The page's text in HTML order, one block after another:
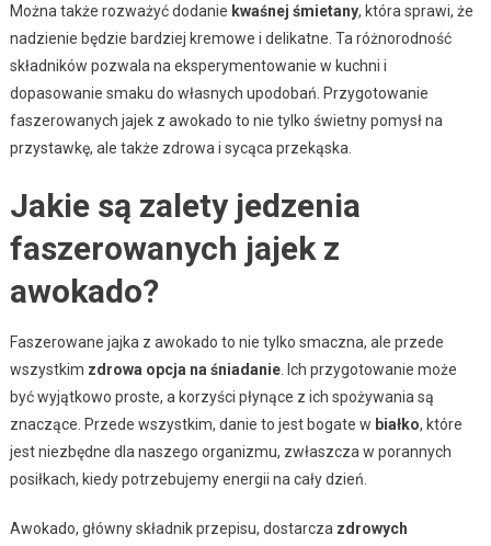
Można także rozważyć dodanie kwaśnej śmietany, która sprawi, że
nadzienie będzie bardziej kremowe i delikatne. Ta różnorodność
składników pozwala na eksperymentowanie w kuchni i
dopasowanie smaku do własnych upodobań. Przygotowanie
faszerowanych jajek z awokado to nie tylko świetny pomysł na
przystawkę, ale także zdrowa i sycąca przekąska.
Jakie są zalety jedzenia
faszerowanych jajek z
awokado?
Faszerowane jajka z awokado to nie tylko smaczna, ale przede
wszystkim zdrowa opcja na śniadanie. Ich przygotowanie może
być wyjątkowo proste, a korzyści płynące z ich spożywania są
znaczące. Przede wszystkim, danie to jest bogate w białko, które
jest niezbędne dla naszego organizmu, zwłaszcza w porannych
posiłkach, kiedy potrzebujemy energii na cały dzień.
Awokado, główny składnik przepisu, dostarcza zdrowych